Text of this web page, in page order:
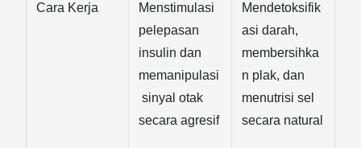
Cara Kerja
Menstimulasi
pelepasan
insulin dan
memanipulasi
sinyal otak
secara agresif
Mendetoksifik
asi darah,
membersihka
n plak, dan
menutrisi sel
secara natural